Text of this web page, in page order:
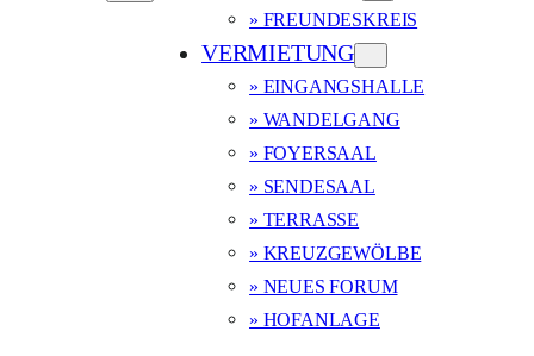
» FREUNDESKREIS
VERMIETUNG
» EINGANGSHALLE
» WANDELGANG
» FOYERSAAL
» SENDESAAL
» TERRASSE
» KREUZGEWÖLBE
» NEUES FORUM
» HOFANLAGE